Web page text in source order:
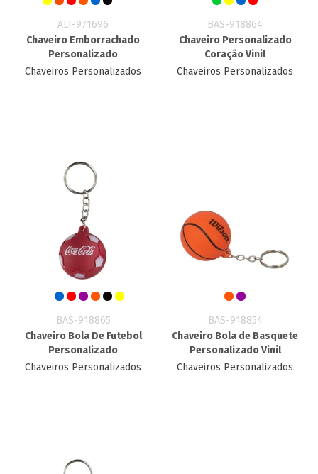
ALT-971696
Chaveiro Emborrachado
Personalizado
Chaveiros Personalizados
BAS-918864
Chaveiro Personalizado
Coração Vinil
Chaveiros Personalizados
BAS-918865
Chaveiro Bola De Futebol
Personalizado
Chaveiros Personalizados
BAS-918854
Chaveiro Bola de Basquete
Personalizado Vinil
Chaveiros Personalizados